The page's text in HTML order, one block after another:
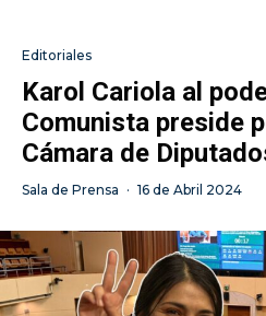
Editoriales
Karol Cariola al
Comunista preside
Cámara de
Sala de Prensa · 16 de Abril 2024